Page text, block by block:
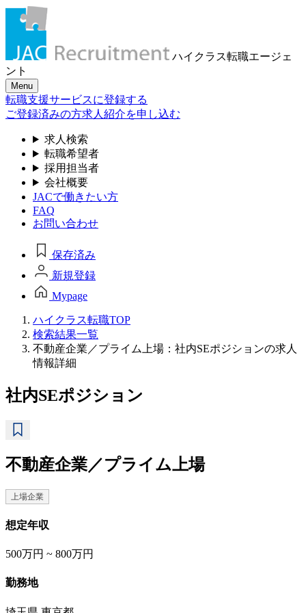
ハイクラス転職エージェ
ント
Menu
転職支援サービスに登録する
ご登録済みの方求人紹介を申し込む
求人検索
転職希望者
採用担当者
会社概要
JACで働きたい方
FAQ
お問い合わせ
保存済み
新規登録
Mypage
ハイクラス転職TOP
検索結果一覧
不動産企業／プライム上場：社内SEポジションの求人
情報詳細
社内SEポジション
不動産企業／プライム上場
上場企業
想定年収
500万円 ~ 800万円
勤務地